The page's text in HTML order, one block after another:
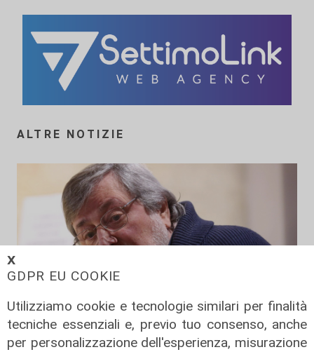
𝗫
GDPR EU COOKIE
Utilizziamo cookie e tecnologie similari per finalità
tecniche essenziali e, previo tuo consenso, anche
per personalizzazione dell'esperienza, misurazione
ALTRE NOTIZIE